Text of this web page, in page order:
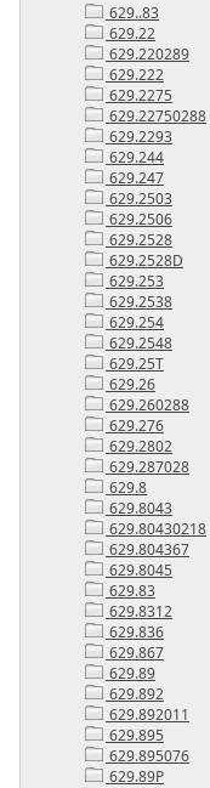
629..83
629.22
629.220289
629.222
629.2275
629.22750288
629.2293
629.244
629.247
629.2503
629.2506
629.2528
629.2528D
629.253
629.2538
629.254
629.2548
629.25T
629.26
629.260288
629.276
629.2802
629.287028
629.8
629.8043
629.80430218
629.804367
629.8045
629.83
629.8312
629.836
629.867
629.89
629.892
629.892011
629.895
629.895076
629.89P